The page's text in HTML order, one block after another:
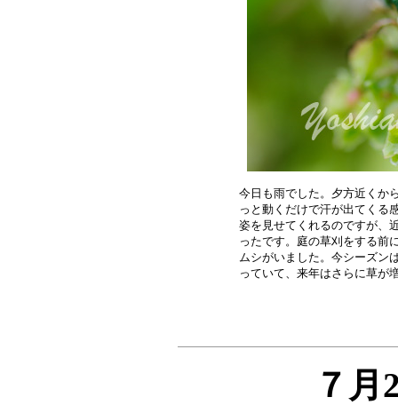
今日も雨でした。夕方近くか
っと動くだけで汗が出てくる
姿を見せてくれるのですが、
ったです。庭の草刈をする前
ムシがいました。今シーズン
７月